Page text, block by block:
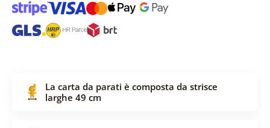
La carta da parati è composta da strisce
larghe 49 cm